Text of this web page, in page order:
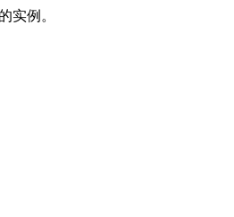
实例。